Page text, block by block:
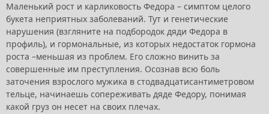
Маленький рост и карликовость Федора – симптом целого
букета неприятных заболеваний. Тут и генетические
нарушения (взгляните на подбородок дяди Федора в
профиль), и гормональные, из которых недостаток гормона
роста –меньшая из проблем. Его сложно винить за
совершенные им преступления. Осознав всю боль
заточения взрослого мужика в стодвадцатисантиметровом
тельце, начинаешь сопереживать дяде Федору, понимая
какой груз он несет на своих плечах.